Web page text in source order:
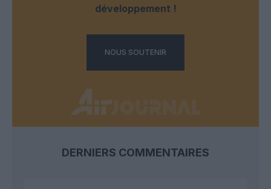
développement !
NOUS SOUTENIR
DERNIERS COMMENTAIRES